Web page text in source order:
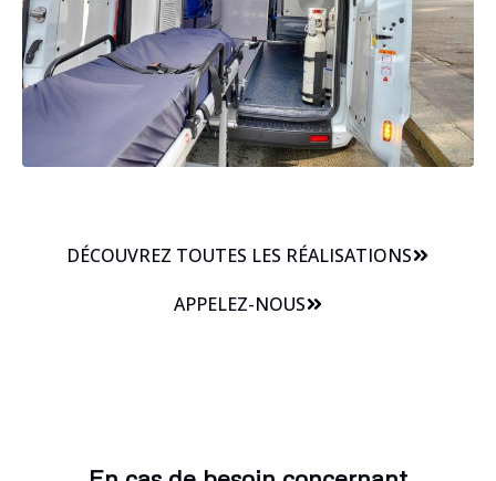
DÉCOUVREZ TOUTES LES RÉALISATIONS
APPELEZ-NOUS